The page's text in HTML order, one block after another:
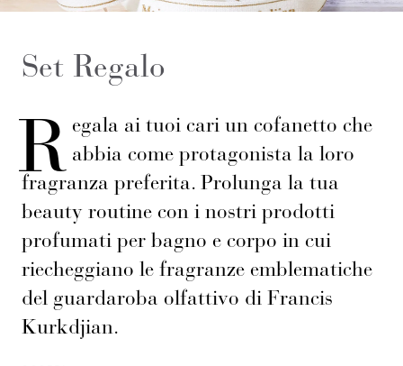
Set Regalo
R egala ai tuoi cari un cofanetto che
abbia come protagonista la loro
fragranza preferita. Prolunga la tua
beauty routine con i nostri prodotti
profumati per bagno e corpo in cui
riecheggiano le fragranze emblematiche
del guardaroba olfattivo di Francis
Kurkdjian.